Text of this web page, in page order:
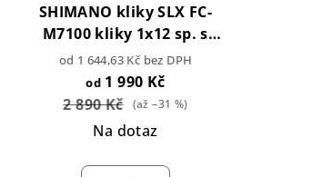
SHIMANO kliky SLX FC-
M7100 kliky 1x12 sp. s
převodníkem 32z -
Montážní balení
od 1 644,63 Kč bez DPH
od 1 990 Kč
2 890 Kč
(až –31 %)
Na dotaz